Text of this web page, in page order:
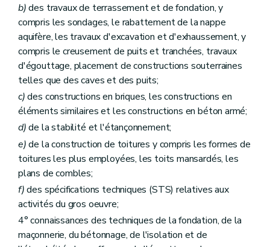
b)des travaux de terrassement et de fondation, y
compris les sondages, le rabattement de la nappe
aquifère, les travaux d'excavation et d'exhaussement, y
compris le creusement de puits et tranchées, travaux
d'égouttage, placement de constructions souterraines
telles que des caves et des puits;
c)des constructions en briques, les constructions en
éléments similaires et les constructions en béton armé;
d)de la stabilité et l'étançonnement;
e)de la construction de toitures y compris les formes de
toitures les plus employées, les toits mansardés, les
plans de combles;
f)des spécifications techniques (STS) relatives aux
activités du gros oeuvre;
4° connaissances des techniques de la fondation, de la
maçonnerie, du bétonnage, de l'isolation et de